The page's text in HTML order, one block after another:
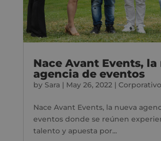
Nace Avant Events, la
agencia de eventos
by Sara | May 26, 2022 | Corporativo
Nace Avant Events, la nueva
eventos donde se reúnen
talento y apuesta por...